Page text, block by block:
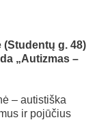
g. 48)
„Autizmas –
– autistiška
ir pojūčius